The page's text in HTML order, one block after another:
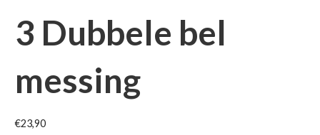
3 Dubbele bel
messing
€23,90